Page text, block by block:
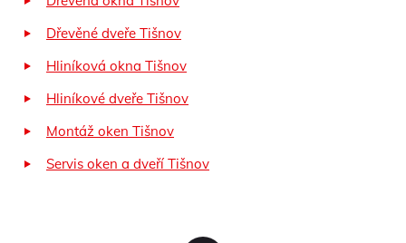
Dřevěné dveře Tišnov
Hliníková okna Tišnov
Hliníkové dveře Tišnov
Montáž oken Tišnov
Servis oken a dveří Tišnov